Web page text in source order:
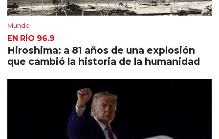
Mundo
EN RÍO 96.9
Hiroshima: a 81 años de una explosión
que cambió la historia de la humanidad